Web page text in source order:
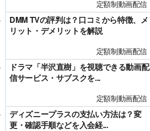
定額制動画配信
DMM TVの評判は？口コミから特徴、メ
リット・デメリットを解説
定額制動画配信
ドラマ「半沢直樹」を視聴できる動画配
信サービス・サブスクを...
定額制動画配信
ディズニープラスの支払い方法は？変
更・確認手順などを入会経...